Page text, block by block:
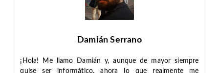
Damián Serrano
¡Hola! Me llamo Damián y, aunque de mayor siempre
quise ser informático, ahora lo que realmente me